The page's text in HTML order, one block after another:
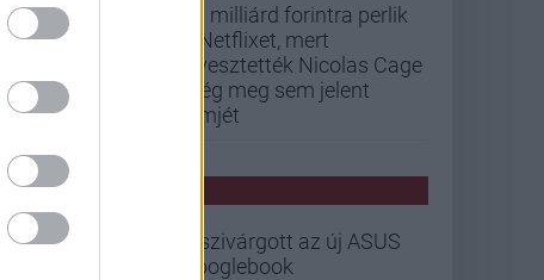
33 milliárd forintra perlik
a Netflixet, mert
elvesztették Nicolas Cage
még meg sem jelent
filmjét
PCW HÍREK
Kiszivárgott az új ASUS
Googlebook